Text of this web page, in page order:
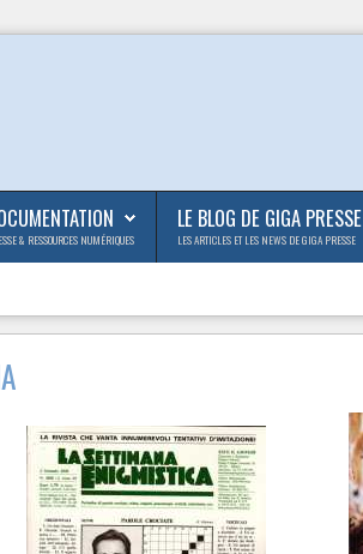
& RESSOURCES NUMÉRIQUES
LE BLOG DE GIGA PRESSE
LES ARTICLES ET LES NEWS DE GIGA PRESSE